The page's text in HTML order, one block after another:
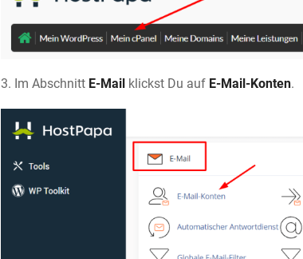
3. Im Abschnitt E-Mail klickst Du auf E-Mail-Konten.